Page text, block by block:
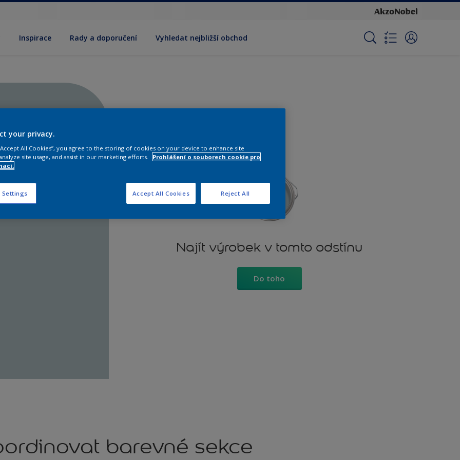
Inspirace Rady a doporučení Vyhledat nejbližší obchod
Najít výrobek v tomto odstínu
Do toho
barevné sekce
your privacy.
All Cookies”, you agree to the storing of cookies on your device to enhance site
site usage, and assist in our marketing efforts.
Prohlášení o souborech cookie pro
Settings Reject All
Accept All Cookies